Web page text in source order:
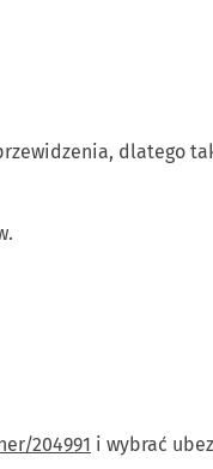
dlatego
204991 i wybrać